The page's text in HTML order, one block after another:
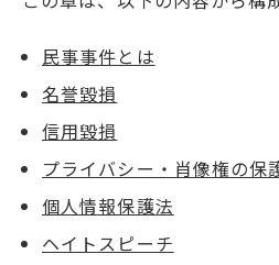
民事事件とは
名誉毀損
信用毀損
プライバシー・肖像権の保
個人情報保護法
ヘイトスピーチ